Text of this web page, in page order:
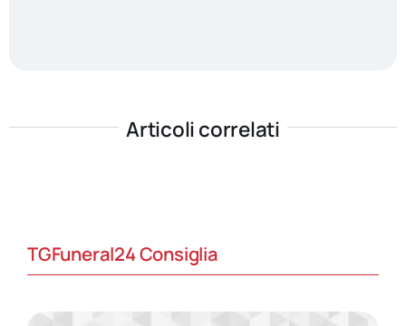
Articoli correlati
TGFuneral24 Consiglia